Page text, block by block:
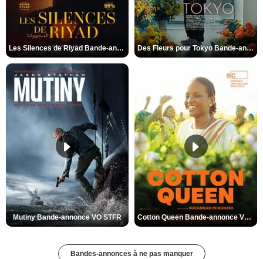
Les Silences de Riyad Bande-annonce VO STFR Des Fleurs pour Tokyo Bande-annonce VO STFR
Mutiny Bande-annonce VO STFR Cotton Queen Bande-annonce VO STFR
Bandes-annonces à ne pas manquer